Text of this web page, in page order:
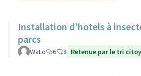
Installation d'hotels à
parcs
WaLo 6 8 Retenue par le tri